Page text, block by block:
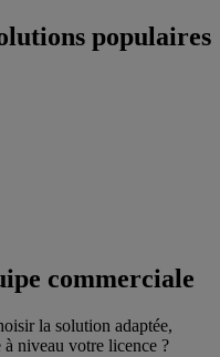
populaires
commerciale
la solution adaptée,
à niveau votre licence ?